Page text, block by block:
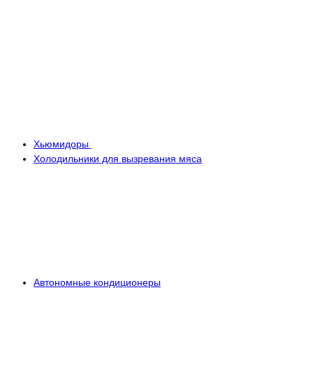
Хьюмидоры
Холодильники для вызревания мяса
Автономные кондиционеры